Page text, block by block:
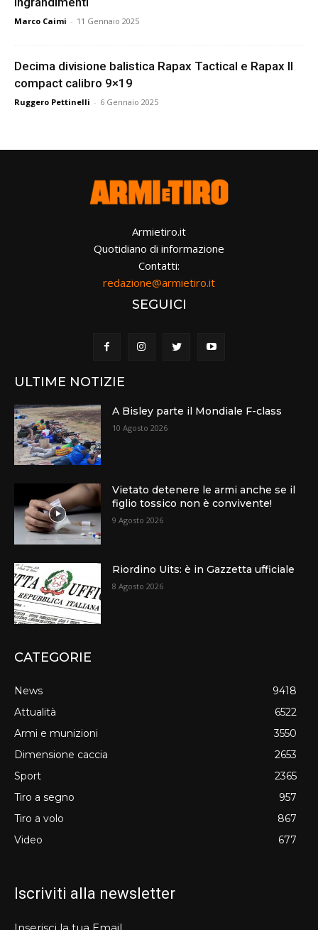
Marco Caimi - 11 Gennaio 2025
Decima divisione balistica Rapax Tactical e Rapax II
compact calibro 9×19
Ruggero Pettinelli - 6 Gennaio 2025
Armietiro.it
Quotidiano di informazione
Contatti:
redazione@armietiro.it
SEGUICI
ULTIME NOTIZIE
A Bisley parte il Mondiale F-class
10 Agosto 2026
Vietato detenere le armi anche se il
figlio tossico non è convivente!
9 Agosto 2026
Riordino Uits: è in Gazzetta ufficiale
8 Agosto 2026
CATEGORIE
News
9418
Attualità
6522
Armi e munizioni
3550
Dimensione caccia
2653
Sport
2365
Tiro a segno
957
Tiro a volo
867
Video
677
Iscriviti alla newsletter